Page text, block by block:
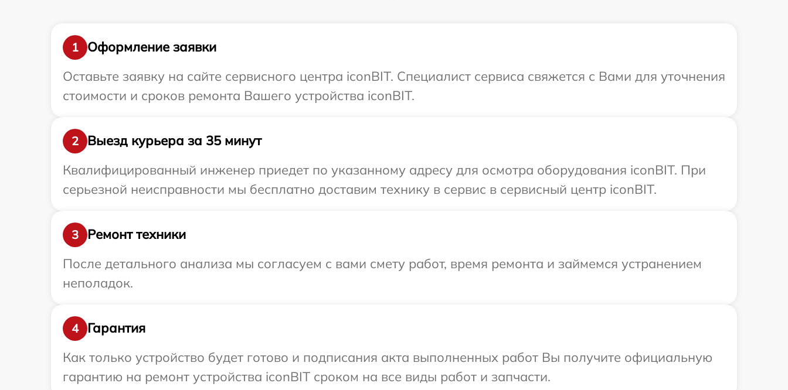
1
Оформление заявки
Оставьте заявку на сайте сервисного центра iconBIT. Специалист сервиса свяжется с Вами для уточнения
стоимости и сроков ремонта Вашего устройства iconBIT.
2
Выезд курьера за 35 минут
Квалифицированный инженер приедет по указанному адресу для осмотра оборудования iconBIT. При
серьезной неисправности мы бесплатно доставим технику в сервис в сервисный центр iconBIT.
3
Ремонт техники
После детального анализа мы согласуем с вами смету работ, время ремонта и займемся устранением
неполадок.
4
Гарантия
Как только устройство будет готово и подписания акта выполненных работ Вы получите официальную
гарантию на ремонт устройства iconBIT сроком на все виды работ и запчасти.